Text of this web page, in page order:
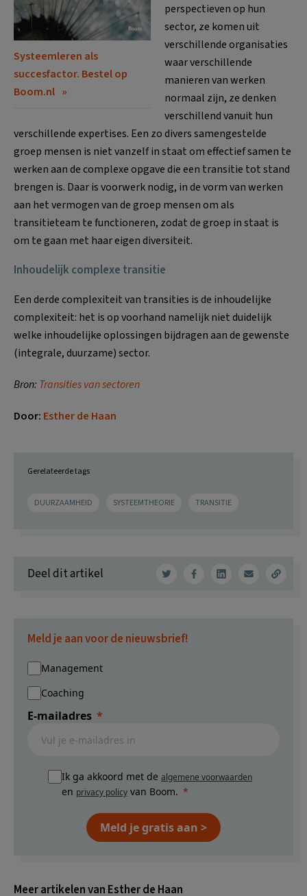
Systeemleren als
succesfactor. Bestel op
Boom.nl
perspectieven op hun
sector, ze komen uit
verschillende organisaties
waar verschillende
manieren van werken
normaal zijn, ze denken
verschillend vanuit hun
verschillende expertises. Een zo divers samengestelde
groep mensen is niet vanzelf in staat om effectief samen te
werken aan de complexe opgave die een transitie tot stand
brengen is. Daar is voorwerk nodig, in de vorm van werken
aan het vermogen van de groep mensen om als
transitieteam te functioneren, zodat de groep in staat is
om te gaan met haar eigen diversiteit.
Inhoudelijk complexe transitie
Een derde complexiteit van transities is de inhoudelijke
complexiteit: het is op voorhand namelijk niet duidelijk
welke inhoudelijke oplossingen bijdragen aan de gewenste
(integrale, duurzame) sector.
Bron:Transities van sectoren
Door: Esther de Haan
Gerelateerde tags
DUURZAAMHEID SYSTEEMTHEORIE TRANSITIE
Deel dit artikel
Meld je aan voor de nieuwsbrief!
Management
Coaching
E-mailadres
Ik ga akkoord met de algemene voorwaarden
en privacy policy van Boom.
Meld je gratis aan >
Meer artikelen van Esther de Haan